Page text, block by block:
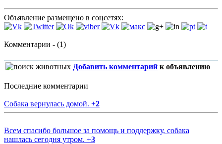
Объявление размещено в соцсетях:
Комментарии - (1)
Добавить комментарий к объявлению
Последние комментарии
Собака вернулась домой. +2
Всем спасибо большое за помощь и поддержку, собака
нашлась сегодня утром. +3